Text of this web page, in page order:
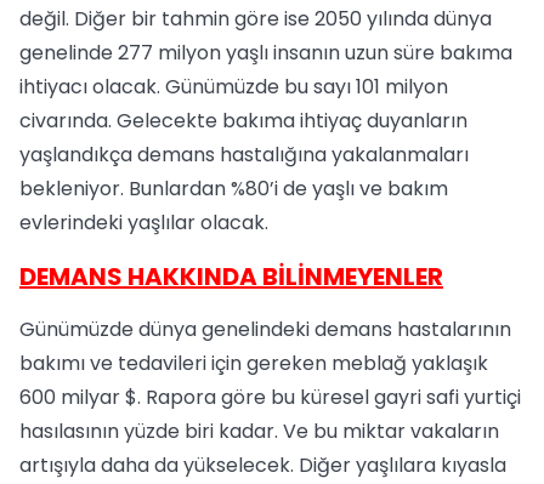
değil. Diğer bir tahmin göre ise 2050 yılında dünya
genelinde 277 milyon yaşlı insanın uzun süre bakıma
ihtiyacı olacak. Günümüzde bu sayı 101 milyon
civarında. Gelecekte bakıma ihtiyaç duyanların
yaşlandıkça demans hastalığına yakalanmaları
bekleniyor. Bunlardan %80’i de yaşlı ve bakım
evlerindeki yaşlılar olacak.
DEMANS HAKKINDA BİLİNMEYENLER
Günümüzde dünya genelindeki demans hastalarının
bakımı ve tedavileri için gereken meblağ yaklaşık
600 milyar $. Rapora göre bu küresel gayri safi yurtiçi
hasılasının yüzde biri kadar. Ve bu miktar vakaların
artışıyla daha da yükselecek. Diğer yaşlılara kıyasla